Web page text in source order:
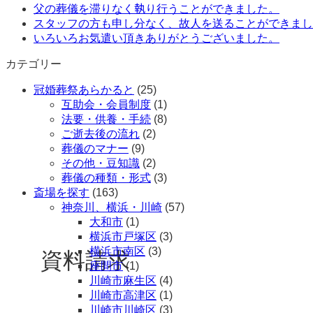
資料請求
父の葬儀を滞りなく執り行うことができました。
スタッフの方も申し分なく、故人を送ることができま
いろいろお気遣い頂きありがとうございました。
カテゴリー
冠婚葬祭あらかると (25)
互助会・会員制度 (1)
法要・供養・手続 (8)
ご逝去後の流れ (2)
葬儀のマナー (9)
その他・豆知識 (2)
葬儀の種類・形式 (3)
斎場を探す (163)
神奈川、横浜・川崎 (57)
大和市 (1)
横浜市戸塚区 (3)
横浜市南区 (3)
座間市(1)
川崎市麻生区 (4)
川崎市高津区 (1)
川崎市川崎区 (3)